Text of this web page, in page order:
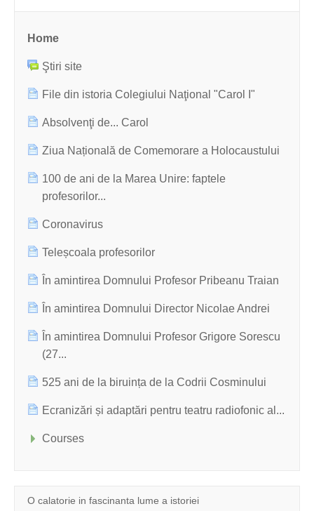
Home
Ştiri site
File din istoria Colegiului Naţional "Carol I"
Absolvenţi de... Carol
Ziua Națională de Comemorare a Holocaustului
100 de ani de la Marea Unire: faptele
profesorilor...
Coronavirus
Teleșcoala profesorilor
În amintirea Domnului Profesor Pribeanu Traian
În amintirea Domnului Director Nicolae Andrei
În amintirea Domnului Profesor Grigore Sorescu
(27...
525 ani de la biruința de la Codrii Cosminului
Ecranizări și adaptări pentru teatru radiofonic al...
Courses
O calatorie in fascinanta lume a istoriei